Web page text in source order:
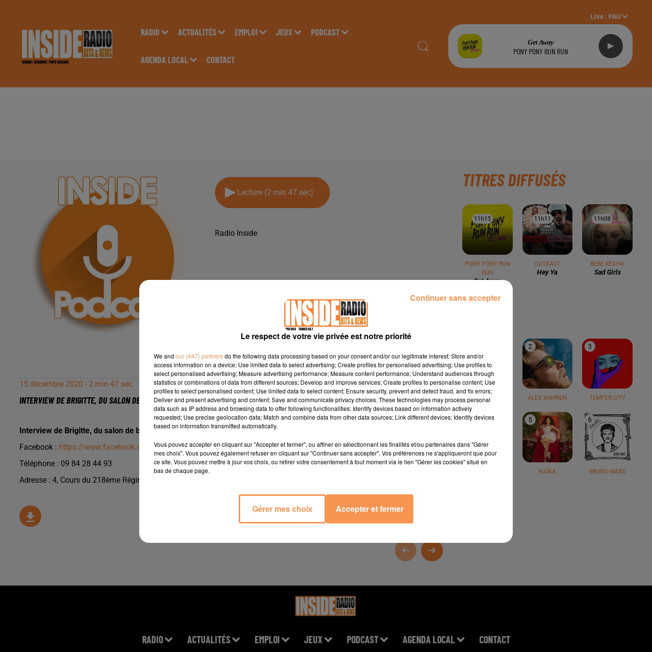
RADIO ACTUALITÉS EMPLOI JEUX PODCAST
AGENDA LOCAL CONTACT
Live : PAU
Get Away
PONY PONY RUN RUN
Lecture (2 min 47 sec)
Radio Inside
15 décembre 2020 - 2 min 47 sec
INTERVIEW DE BRIGITTE, DU SALON DE BIEN-ÊTRE ET BEAUTÉ "BIENESTAR", A PAU, SUR RADIO INSIDE
Interview de Brigitte, du salon de bien-être et beauté "Bienestar", à Pau, sur Radio Inside !!!
Facebook : https://www.facebook.com/bienestar.pau/
Téléphone : 09 84 28 44 93
Adresse : 4, Cours du 218ème Régiment, à Pau
TITRES DIFFUSÉS
11h15
11h15
PONY PONY RUN
RUN
Get Away
11h11
11h11
OUTKAST
Hey Ya
11h08
11h08
BEBE REXHA
Sad Girls
TEDDY SWIMS
2
ALEX WARREN
3
TEMPER CITY
4 5
NAÏKA
6
BRUNO MARS
RADIO ACTUALITÉS EMPLOI JEUX PODCAST AGENDA LOCAL CONTACT
Le respect de votre vie privée est notre priorité
We and our (447) partnersdo the following data processing based on your consent and/or our legitimate interest: Store and/or
access information on a device; Use limited data to select advertising; Create profiles for personalised advertising; Use profiles to
select personalised advertising; Measure advertising performance; Measure content performance; Understand audiences through
statistics or combinations of data from different sources; Develop and improve services; Create profiles to personalise content; Use
profiles to select personalised content; Use limited data to select content; Ensure security, prevent and detect fraud, and fix errors;
Deliver and present advertising and content; Save and communicate privacy choices. These technologies may process personal
data such as IP address and browsing data to offer following functionalities: Identify devices based on information actively
requested; Use precise geolocation data; Match and combine data from other data sources; Link different devices; Identify devices
based on information transmitted automatically.
Vous pouvez accepter en cliquant sur "Accepter et fermer", ou affiner en sélectionnant les finalités et/ou partenaires dans "Gérer
mes choix". Vous pouvez également refuser en cliquant sur "Continuer sans accepter". Vos préférences ne s'appliqueront que pour
ce site. Vous pouvez mettre à jour vos choix, ou retirer votre consentement à tout moment via le lien "Gérer les cookies" situé en
bas de chaque page.
Gérer mes choix Accepter et fermer
Continuer sans accepter